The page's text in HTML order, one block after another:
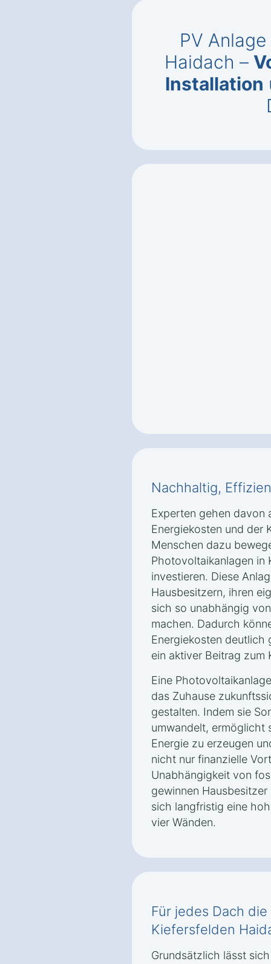
PV
Haidach –
Installation
Nachhaltig,
Experten gehen davon
Energiekosten und der
Menschen dazu
Photovoltaikanlagen in
investieren. Diese
Hausbesitzern, ihren
sich so unabhängig
machen. Dadurch
Energiekosten deutlich
ein aktiver Beitrag zum
Eine
das Zuhause
gestalten. Indem sie
umwandelt, ermöglicht
Energie zu erzeugen
nicht nur finanzielle
Unabhängigkeit von
gewinnen
sich langfristig eine
vier Wänden.
Für jedes Dach
Kiefersfelden
Grundsätzlich lässt